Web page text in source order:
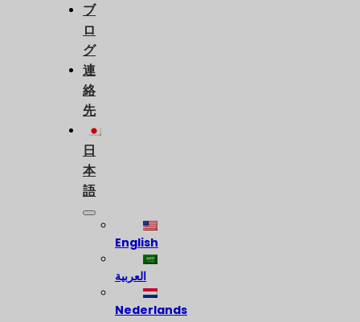
ブ
ロ
グ
連
絡
先
日
本
語
English
العربية
Nederlands